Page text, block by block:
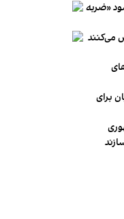
«ضربه
می‌کنند
برای